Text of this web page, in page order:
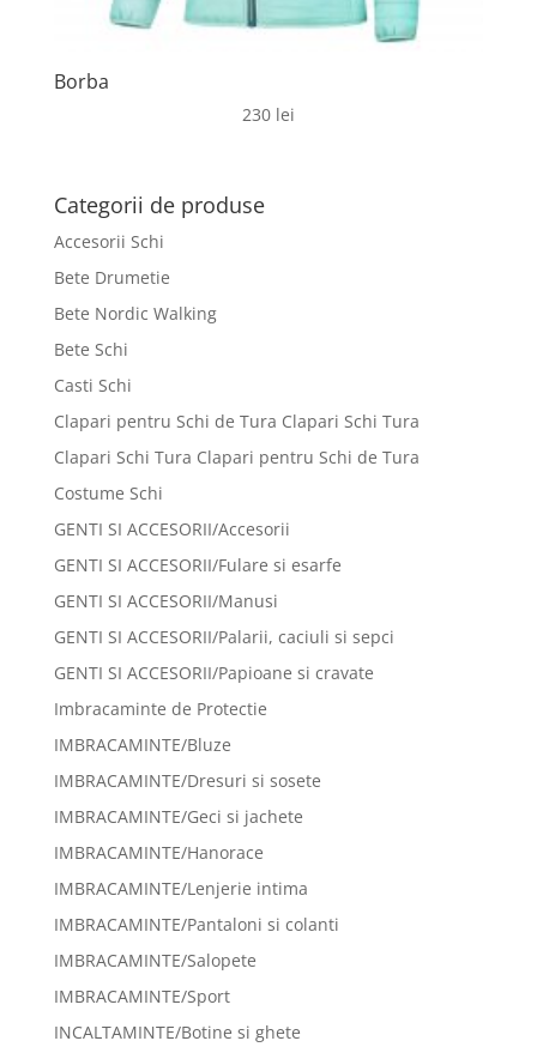
Borba
230 lei
Categorii de produse
Accesorii Schi
Bete Drumetie
Bete Nordic Walking
Bete Schi
Casti Schi
Clapari pentru Schi de Tura Clapari Schi Tura
Clapari Schi Tura Clapari pentru Schi de Tura
Costume Schi
GENTI SI ACCESORII/Accesorii
GENTI SI ACCESORII/Fulare si esarfe
GENTI SI ACCESORII/Manusi
GENTI SI ACCESORII/Palarii, caciuli si sepci
GENTI SI ACCESORII/Papioane si cravate
Imbracaminte de Protectie
IMBRACAMINTE/Bluze
IMBRACAMINTE/Dresuri si sosete
IMBRACAMINTE/Geci si jachete
IMBRACAMINTE/Hanorace
IMBRACAMINTE/Lenjerie intima
IMBRACAMINTE/Pantaloni si colanti
IMBRACAMINTE/Salopete
IMBRACAMINTE/Sport
INCALTAMINTE/Botine si ghete